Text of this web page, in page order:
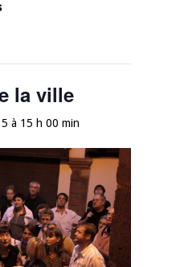
la ville
à 15 h 00 min